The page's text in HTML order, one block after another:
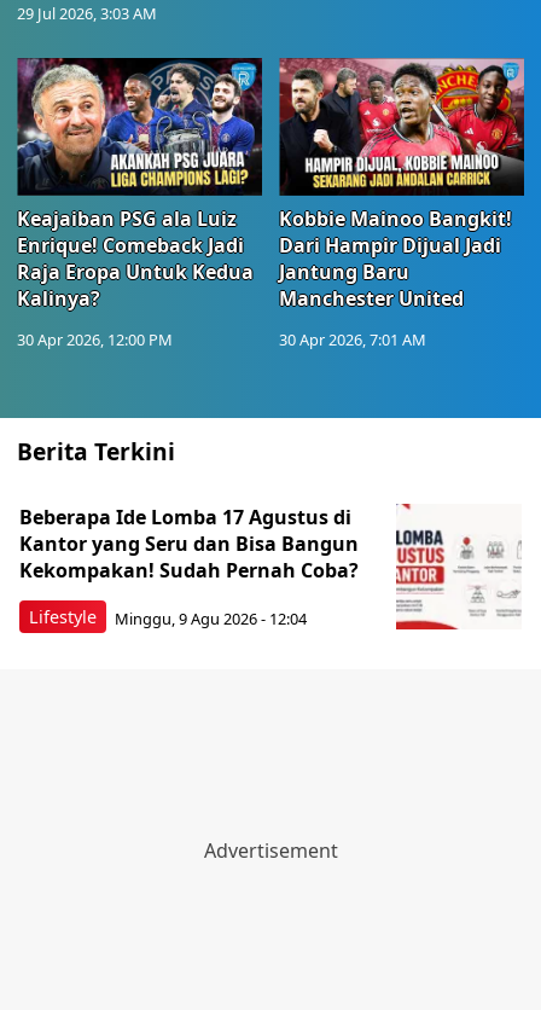
29 Jul 2026, 3:03 AM
Keajaiban PSG ala Luiz
Enrique! Comeback Jadi
Raja Eropa Untuk Kedua
Kalinya?
30 Apr 2026, 12:00 PM
Kobbie Mainoo Bangkit!
Dari Hampir Dijual Jadi
Jantung Baru
Manchester United
30 Apr 2026, 7:01 AM
Berita Terkini
Lifestyle
Beberapa Ide Lomba 17 Agustus di
Kantor yang Seru dan Bisa Bangun
Kekompakan! Sudah Pernah Coba?
Minggu, 9 Agu 2026 - 12:04